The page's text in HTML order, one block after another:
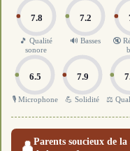
7.8
🎵 Qualité
sonore
7.2
🔊 Basses
🔇
6.5
🎙️ Microphone
7.9
💪 Solidité ⚖️
👤Parents soucieux de